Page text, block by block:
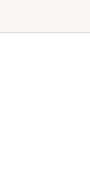
Rabatt!